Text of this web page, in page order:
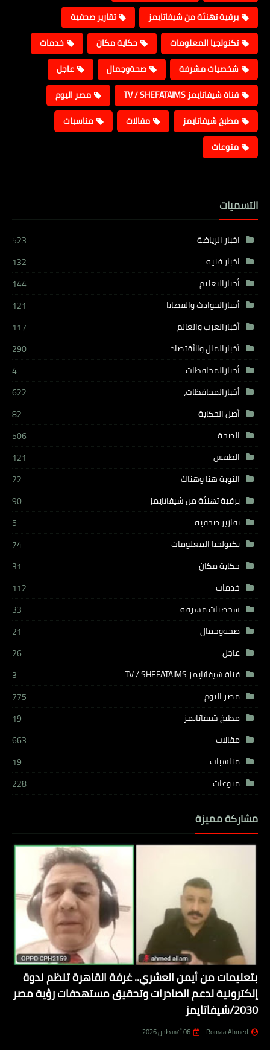
برقية تهنئة من شيفاتايمز
تقارير صحفية
تكنولجيا المعلومات
حكاية مكان
خدمات
شخصيات مشرفة
صحةوجمال
عاجل
قناة شيفاتايمز TV / SHEFATAIMS
مصر اليوم
مطبخ شيفاتايمز
مقالات
مناسبات
منوعات
التسميات
اخبار الرياضة
523
اخبار فنيه
132
أخبارالتعليم
144
أخبارالحوادث والقضايا
121
أخبارالعرب والعالم
117
أخبارالمال والأقتصاد
290
أخبارالمحافظات
4
أخبارالمحافظات،
622
أصل الحكاية
82
الصحة
506
الطقس
121
النوبة هنا وهناك
22
برقية تهنئة من شيفاتايمز
90
تقارير صحفية
5
تكنولجيا المعلومات
74
حكاية مكان
31
خدمات
112
شخصيات مشرفة
33
صحةوجمال
21
عاجل
26
قناة شيفاتايمز TV / SHEFATAIMS
3
مصر اليوم
775
مطبخ شيفاتايمز
19
مقالات
663
مناسبات
19
منوعات
228
مشاركة مميزة
بتعليمات من أيمن العشري.. غرفة القاهرة تنظم ندوة
إلكترونية لدعم الصادرات وتحقيق مستهدفات رؤية مصر
2030/شيفاتايمز
Romaa Ahmed 06 أغسطس 2026